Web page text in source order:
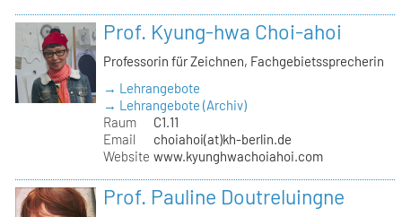
Prof. Kyung-hwa Choi-ahoi
Professorin für Zeichnen, Fachgebietssprecherin
→ Lehrangebote
→ Lehrangebote (Archiv)
Raum
C1.11
Email
choiahoi(at)kh-berlin.de
Website www.kyunghwachoiahoi.com
Prof. Pauline Doutreluingne